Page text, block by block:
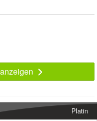
Platin